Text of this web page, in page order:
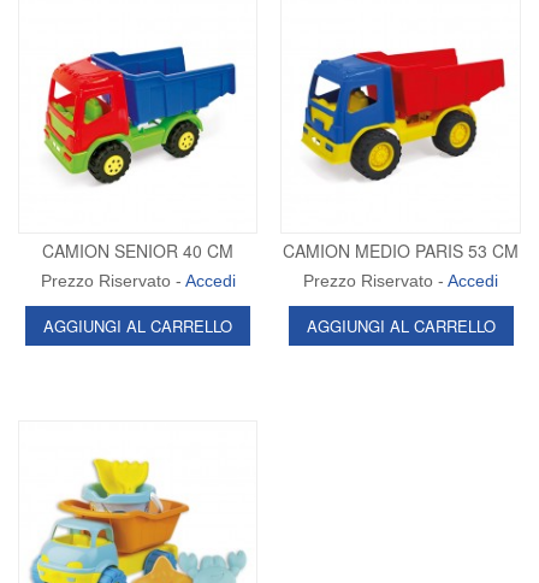
CAMION SENIOR 40 CM
Prezzo Riservato - Accedi
AGGIUNGI AL CARRELLO
CAMION MEDIO PARIS 53 CM
Prezzo Riservato -Accedi
AGGIUNGI AL CARRELLO